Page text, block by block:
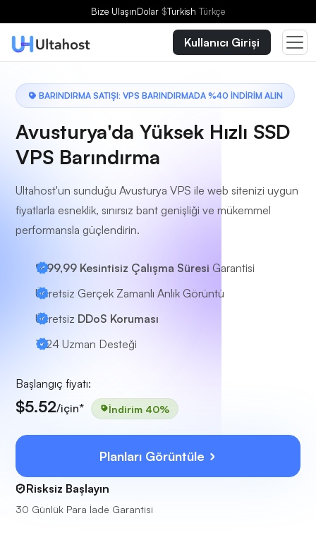
Bize UlaşınDolar $Turkish Türkçe
Kullanıcı Girişi
BARINDIRMA SATIŞI: VPS BARINDIRMADA %40 İNDİRİM ALIN
Avusturya'da Yüksek Hızlı SSD
VPS Barındırma
Ultahost'un sunduğu Avusturya VPS ile web sitenizi uygun
fiyatlarla esneklik, sınırsız bant genişliği ve mükemmel
performansla güçlendirin.
%99,99 Kesintisiz Çalışma Süresi Garantisi
Ücretsiz Gerçek Zamanlı Anlık Görüntü
Ücretsiz DDoS Koruması
7/24 Uzman Desteği
Başlangıç fiyatı:
$5.52/için* İndirim 40%
Planları Görüntüle
Risksiz Başlayın
30 Günlük Para İade Garantisi